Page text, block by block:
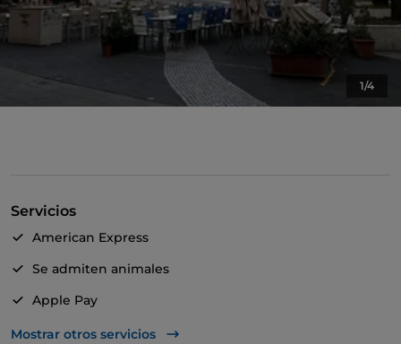
1/4
Servicios
American Express
Se admiten animales
Apple Pay
Para llevar
Mostrar otros servicios